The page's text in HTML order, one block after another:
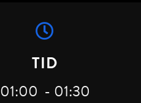
TID
01:00 - 01:30